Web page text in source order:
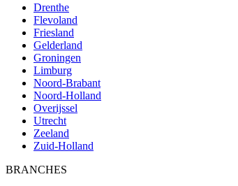
Drenthe
Flevoland
Friesland
Gelderland
Groningen
Limburg
Noord-Brabant
Noord-Holland
Overijssel
Utrecht
Zeeland
Zuid-Holland
BRANCHES